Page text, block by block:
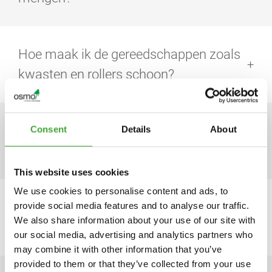
Consent Details About
This website uses cookies
We use cookies to personalise content and ads, to
provide social media features and to analyse our traffic.
We also share information about your use of our site with
our social media, advertising and analytics partners who
may combine it with other information that you’ve
provided to them or that they’ve collected from your use
naar wens met elkaar worden gemengd. Zo kunnen de
kleurtinten van Osmo Wood Decorwas onderling
gemengd worden om een ​​nog grotere variatie aan
kleuren te creëren.
Hoe maak ik de gereedschappen zoals
kwasten en rollers schoon?
Hoe lang gaat een met Osm behandeld
oppervlak mee?
De duurzaamheid van een houtafwerking is niet alleen
afhankelijk van het product en de locatie van het hout,
maar ook van de mate van verwering. Bij renovatie
dient daarom altijd rekening gehouden te worden met
deze punten. Door routinematig de toestand van het
oppervlak te observeren, kan een geschikt moment om
te renoveren worden bepaald.
Zijn de producten van Osmo geschikt
voor mensen met allergieën?
Dat hangt helemaal af van het product en het soort